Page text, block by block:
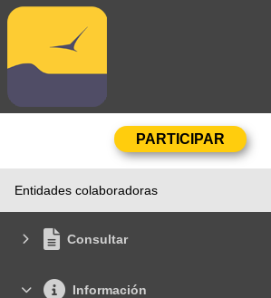
Entidades colaboradoras
Consultar
Información